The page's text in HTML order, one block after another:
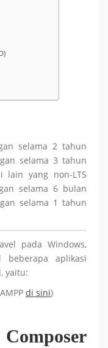
selama 2 tahun
selama 3 tahun
lain yang non-LTS
selama 6 bulan
selama 1 tahun
pada Windows,
beberapa aplikasi
yaitu:
di sini)